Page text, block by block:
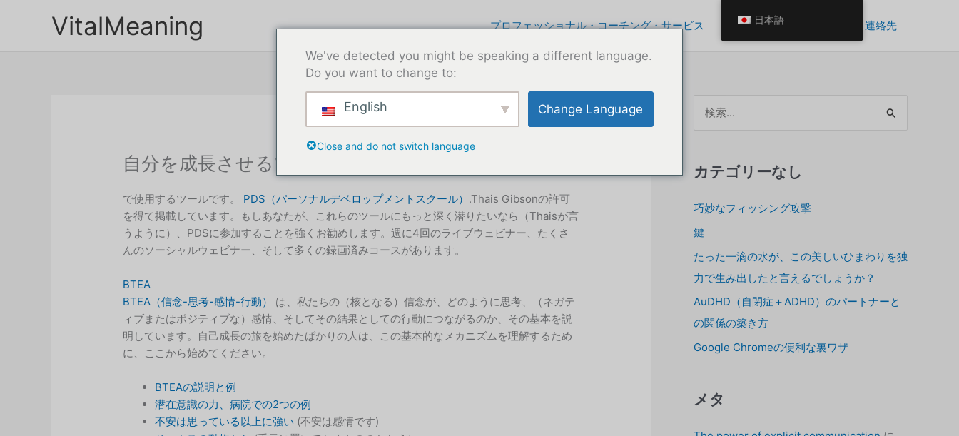
VitalMeaning プロフェッショナル・コーチング・サービス 自分を成長させるツール 連絡先
自分を成長させるツール
で使用するツールです。 PDS（パーソナルデベロップメントスクール） .Thais Gibsonの許可
を得て掲載しています。もしあなたが、これらのツールにもっと深く潜りたいなら（Thaisが言
うように）、PDSに参加することを強くお勧めします。週に4回のライブウェビナー、たくさ
んのソーシャルウェビナー、そして多くの録画済みコースがあります。
BTEA
BTEA（信念-思考-感情-行動） は、私たちの（核となる）信念が、どのように思考、（ネガテ
ィブまたはポジティブな）感情、そしてその結果としての行動につながるのか、その基本を説
明しています。自己成長の旅を始めたばかりの人は、この基本的なメカニズムを理解するため
に、ここから始めてください。
BTEAの説明と例
潜在意識の力、病院での2つの例
不安は思っている以上に強い (不安は感情です)
イ
ス
カテゴリーなし
巧妙なフィッシング攻撃
鍵
たった一滴の水が、この美しいひまわりを独
力で生み出したと言えるでしょうか？
AuDHD（自閉症＋ADHD）のパートナーと
の関係の築き方
Google Chromeの便利な裏ワザ
メタ
日本語
We've detected you might be speaking a different language.
Do you want to change to:
English Change Language
Close and do not switch language